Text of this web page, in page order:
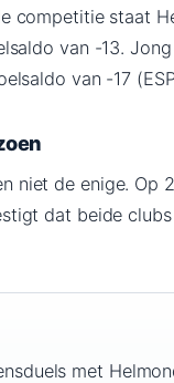
competitie staat
van -13.
van -17
niet de enige.
dat beide
met